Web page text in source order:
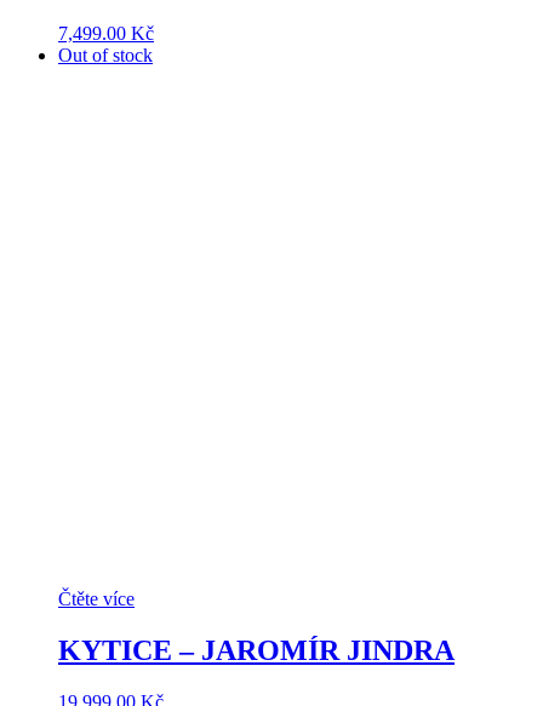
7,499.00 Kč
Out of stock
Čtěte více
KYTICE – JAROMÍR JINDRA
19,999.00 Kč